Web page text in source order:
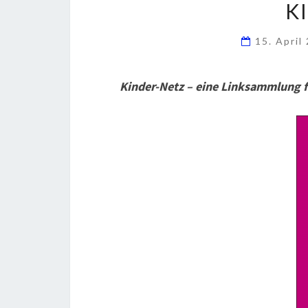
15. April
Kinder-Netz – eine Linksammlung